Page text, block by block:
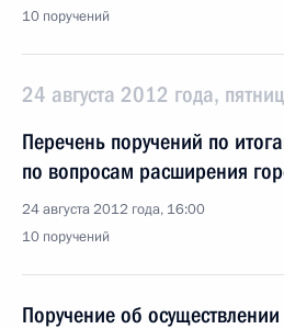
10 поручений
24 августа 2012 года,
Перечень поручений по
по вопросам расширения
24 августа 2012 года, 16:00
10 поручений
Поручение об